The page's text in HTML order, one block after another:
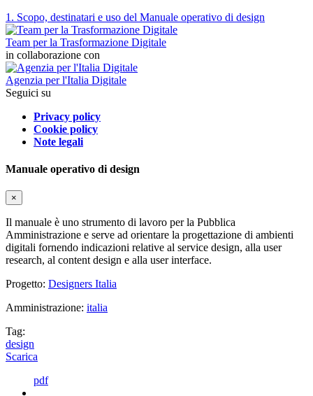
1. Scopo, destinatari e uso del Manuale operativo di design
Team per la Trasformazione Digitale
in collaborazione con
Agenzia per l'Italia Digitale
Seguici su
Privacy policy
Cookie policy
Note legali
Manuale operativo di design
×
Il manuale è uno strumento di lavoro per la Pubblica
Amministrazione e serve ad orientare la progettazione di ambienti
digitali fornendo indicazioni relative al service design, alla user
research, al content design e alla user interface.
Progetto: Designers Italia
Amministrazione: italia
Tag:
design
Scarica
pdf